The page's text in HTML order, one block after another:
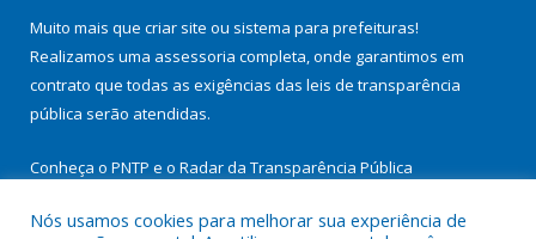
Muito mais que criar site ou sistema para prefeituras!
Realizamos uma assessoria completa, onde garantimos em
contrato que todas as exigências das leis de transparência
pública serão atendidas.
Conheça o PNTP e o Radar da Transparência Pública
Nós usamos cookies para melhorar sua experiência de